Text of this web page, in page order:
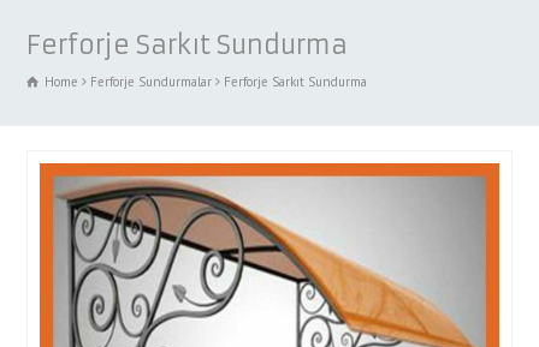
Ferforje Sarkıt Sundurma
Home Ferforje Sundurmalar Ferforje Sarkıt Sundurma